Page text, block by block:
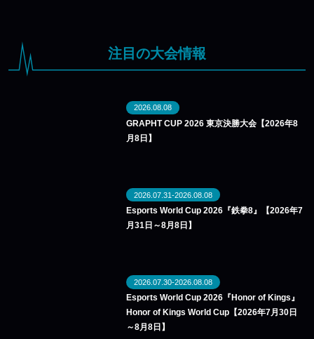
注目の大会情報
2026.08.08
GRAPHT CUP 2026 東京決勝大会【2026年8
月8日】
2026.07.31-2026.08.08
Esports World Cup 2026『鉄拳8』【2026年7
月31日～8月8日】
2026.07.30-2026.08.08
Esports World Cup 2026『Honor of Kings』
Honor of Kings World Cup【2026年7月30日
～8月8日】